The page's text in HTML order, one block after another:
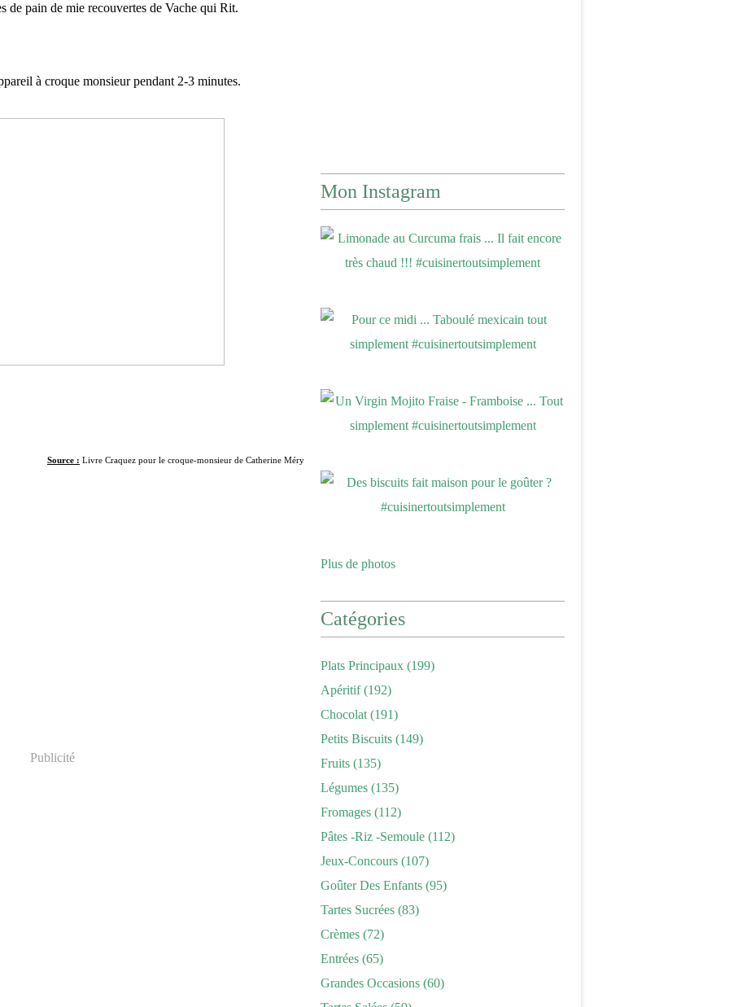
de pain de mie recouvertes de Vache qui Rit.
à croque monsieur pendant 2-3 minutes.
Source : Livre Craquez pour le croque-monsieur de Catherine Méry
Publicité
Mon Instagram
Plus de photos
Catégories
Plats Principaux (199)
Apéritif(192)
Chocolat (191)
Petits Biscuits (149)
Fruits (135)
Légumes (135)
Fromages (112)
Pâtes -riz -semoule (112)
Jeux-Concours (107)
Goûter Des Enfants (95)
Tartes Sucrées (83)
Crèmes (72)
Entrées (65)
Grandes Occasions (60)